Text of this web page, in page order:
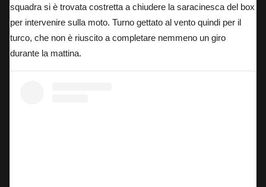
squadra si è trovata costretta a chiudere la saracinesca del box
per intervenire sulla moto. Turno gettato al vento quindi per il
turco, che non è riuscito a completare nemmeno un giro
durante la mattina.